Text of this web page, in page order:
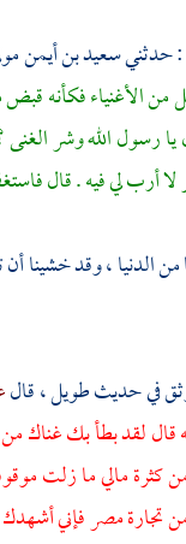
حدثنيسعيد بن أيمن
فكأنه قبض
الله وشر الغنى
لا أرب لي فيه . قال
من الدنيا ، وقد
في حديث طويل ، قال
قال لقد بطأ بك
مالي ما زلت
تجارةمصرفإني